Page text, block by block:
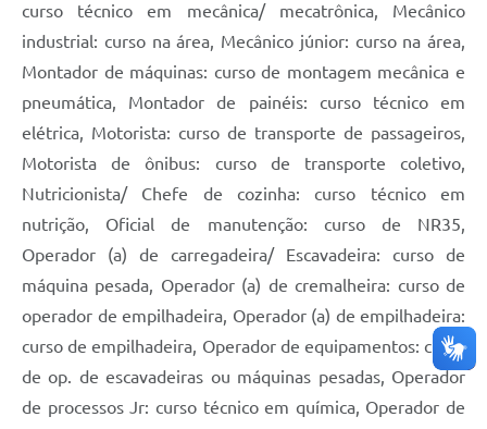
curso técnico em mecânica/ mecatrônica, Mecânico
industrial: curso na área, Mecânico júnior: curso na área,
Montador de máquinas: curso de montagem mecânica e
pneumática, Montador de painéis: curso técnico em
elétrica, Motorista: curso de transporte de passageiros,
Motorista de ônibus: curso de transporte coletivo,
Nutricionista/ Chefe de cozinha: curso técnico em
nutrição, Oficial de manutenção: curso de NR35,
Operador (a) de carregadeira/ Escavadeira: curso de
máquina pesada, Operador (a) de cremalheira: curso de
operador de empilhadeira, Operador (a) de empilhadeira:
curso de empilhadeira, Operador de equipamentos: curso
de op. de escavadeiras ou máquinas pesadas, Operador
de processos Jr: curso técnico em química, Operador de